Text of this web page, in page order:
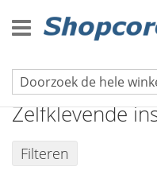
naar
de
Opbergmiddelen
Zelfklevende
Filteren